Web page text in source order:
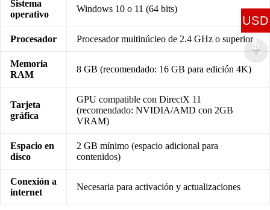
Sistema
operativo
Windows 10 o 11 (64 bits)
Procesador Procesador multinúcleo de 2.4 GHz o superior
Memoria
RAM
8 GB (recomendado: 16 GB para edición 4K)
Tarjeta
gráfica
GPU compatible con DirectX 11
(recomendado: NVIDIA/AMD con 2GB
VRAM)
Espacio en
disco
2 GB mínimo (espacio adicional para
contenidos)
Conexión a
internet
Necesaria para activación y actualizaciones
USD
$